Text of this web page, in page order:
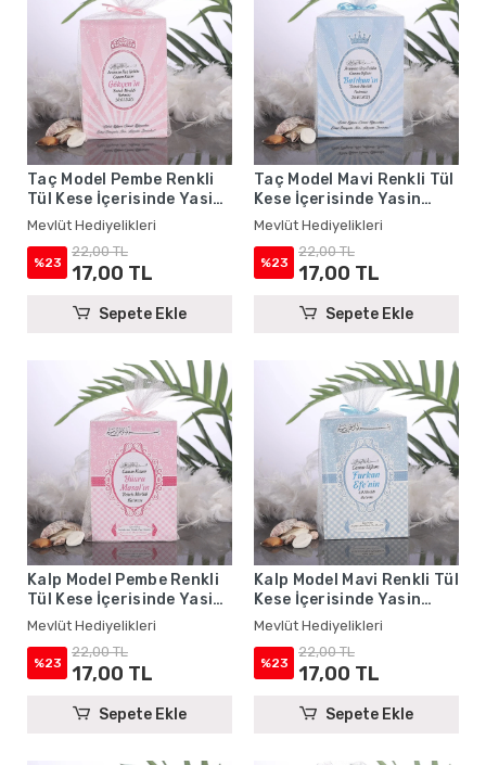
Taç Model Pembe Renkli
Tül Kese İçerisinde Yasin
Kitabı - Mevlüt
Hediyelikleri
Mevlüt Hediyelikleri
%23
22,00 TL
17,00 TL
Sepete Ekle
Taç Model Mavi Renkli Tül
Kese İçerisinde Yasin
Kitabı - Mevlüt
Hediyelikleri
Mevlüt Hediyelikleri
%23
22,00 TL
17,00 TL
Sepete Ekle
Kalp Model Pembe Renkli
Tül Kese İçerisinde Yasin
Kitabı - Mevlüt
Hediyelikleri
Mevlüt Hediyelikleri
%23
22,00 TL
17,00 TL
Sepete Ekle
Kalp Model Mavi Renkli Tül
Kese İçerisinde Yasin
Kitabı - Mevlüt
Hediyelikleri
Mevlüt Hediyelikleri
%23
22,00 TL
17,00 TL
Sepete Ekle